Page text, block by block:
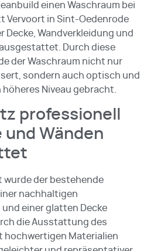
einen Waschraum bei
Vervoort in Sint-Oedenrode
Decke, Wandverkleidung und
Durch diese
der Waschraum nicht nur
sondern auch optisch und
Niveau gebracht.
professionell
und Wänden
wurde der bestehende
nachhaltigen
einer glatten Decke
die Ausstattung des
hochwertigen Materialien